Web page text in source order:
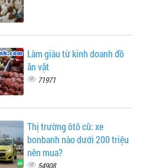
Làm giàu từ kinh doanh đồ
ăn vặt
71971
Thị trường ôtô cũ: xe
bonbanh nào dưới 200 triệu
nên mua?
54908